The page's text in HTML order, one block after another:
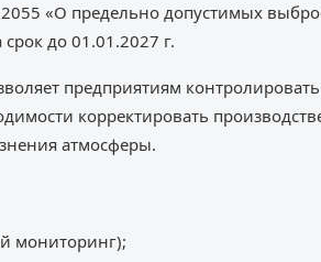
«О предельно допустимых
до 01.01.2027 г.
предприятиям
корректировать
атмосферы.
мониторинг);